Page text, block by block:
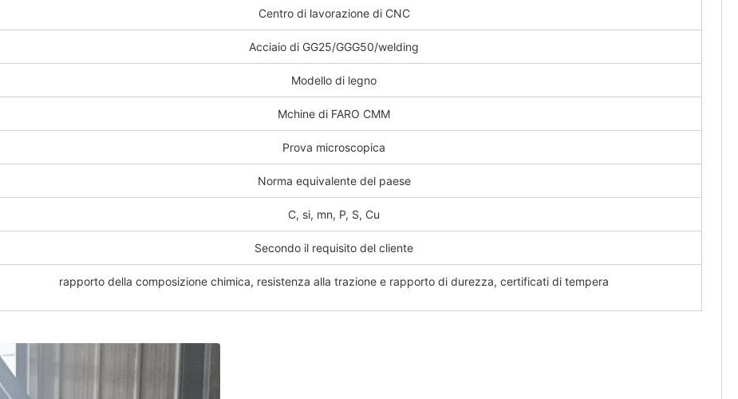
Centro di lavorazione di CNC
Acciaio di GG25/GGG50/welding
Modello di legno
Mchine di FARO CMM
Prova microscopica
Norma equivalente del paese
C, si, mn, P, S, Cu
Secondo il requisito del cliente
rapporto della composizione chimica, resistenza alla trazione e rapporto di durezza, certificati di tempera